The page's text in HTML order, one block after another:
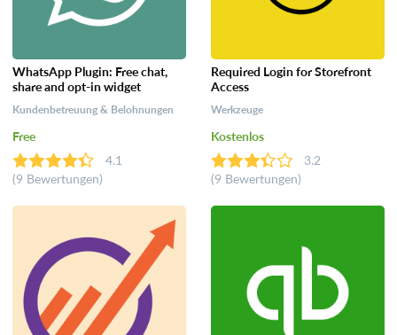
WhatsApp Plugin: Free chat,
share and opt-in widget
Kundenbetreuung & Belohnungen
Free
4.1
(9 Bewertungen)
Required Login for Storefront
Access
Werkzeuge
Kostenlos
3.2
(9 Bewertungen)